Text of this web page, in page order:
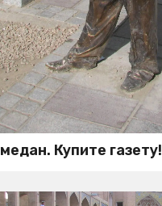
Купите газету!